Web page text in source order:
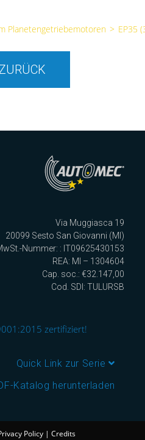
Planetengetriebemotoren > EP35
Via Muggiasca 19
20099 Sesto San Giovanni (MI)
Nummer: : IT09625430153
REA: MI – 1304604
Cap. soc.: €32.147,00
Cod. SDI: TULURSB
zertifiziert!
Quick Link zur Serie
Katalog herunterladen
Policy | Credits